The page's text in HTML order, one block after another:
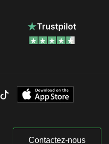
Contactez-nous